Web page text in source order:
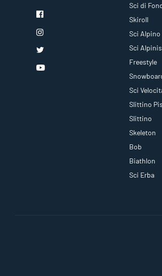
Sci di
Skiroll
Sci Alpino
Sci
Freestyle
Sci
Slittino
Slittino
Skeleton
Bob
Biathlon
Sci Erba